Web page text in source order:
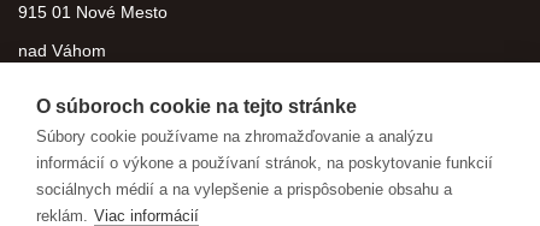
915 01 Nové Mesto
nad Váhom
O súboroch cookie na tejto stránke
Súbory cookie používame na zhromažďovanie a analýzu
informácií o výkone a používaní stránok, na poskytovanie funkcií
sociálnych médií a na vylepšenie a prispôsobenie obsahu a
reklám. Viac informácií